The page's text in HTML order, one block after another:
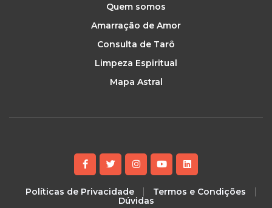
Quem somos
Amarração de Amor
Consulta de Tarô
Limpeza Espiritual
Mapa Astral
Políticas de Privacidade
Termos e Condições
Dúvidas